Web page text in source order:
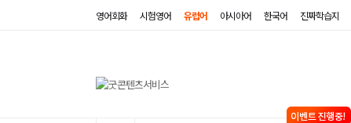
영어회화 시험영어 유럽어 아시아어 한국어 진짜학습지